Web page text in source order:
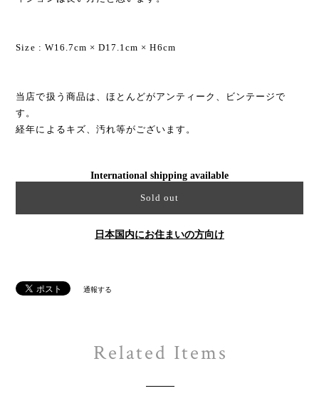
Size : W16.7cm × D17.1cm × H6cm
当店で扱う商品は、ほとんどがアンティーク、ビンテージで
す。
経年によるキズ、汚れ等がございます。
International shipping available
Sold out
日本国内にお住まいの方向け
通報する
Related Items